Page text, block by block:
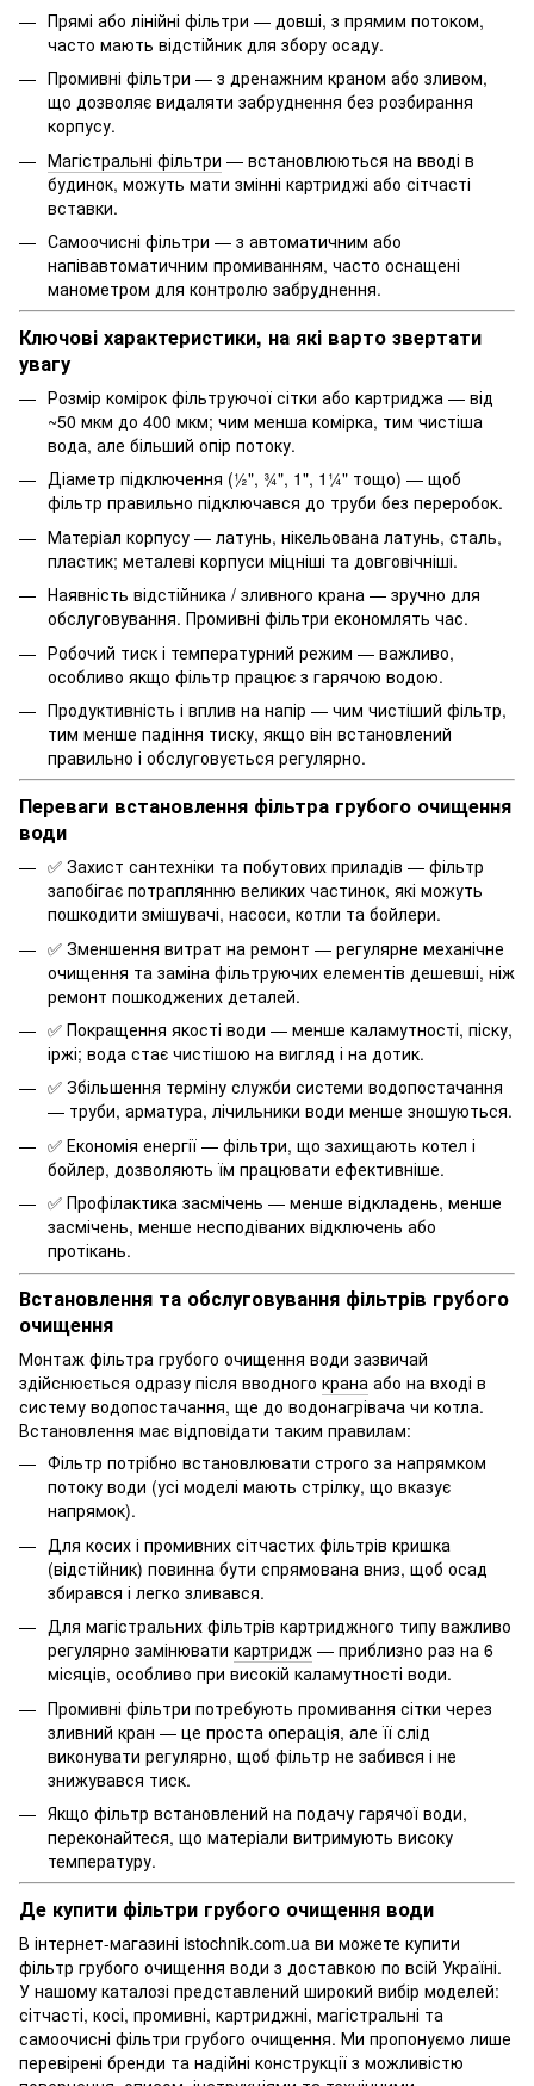
Прямі або лінійні фільтри — довші, з прямим потоком,
часто мають відстійник для збору осаду.
Промивні фільтри — з дренажним краном або зливом,
що дозволяє видаляти забруднення без розбирання
корпусу.
Магістральні фільтри — встановлюються на вводі в
будинок, можуть мати змінні картриджі або сітчасті
вставки.
Самоочисні фільтри — з автоматичним або
напівавтоматичним промиванням, часто оснащені
манометром для контролю забруднення.
Ключові характеристики, на які варто звертати
увагу
Розмір комірок фільтруючої сітки або картриджа — від
~50 мкм до 400 мкм; чим менша комірка, тим чистіша
вода, але більший опір потоку.
Діаметр підключення (½", ¾", 1", 1¼" тощо) — щоб
фільтр правильно підключався до труби без переробок.
Матеріал корпусу — латунь, нікельована латунь, сталь,
пластик; металеві корпуси міцніші та довговічніші.
Наявність відстійника / зливного крана — зручно для
обслуговування. Промивні фільтри економлять час.
Робочий тиск і температурний режим — важливо,
особливо якщо фільтр працює з гарячою водою.
Продуктивність і вплив на напір — чим чистіший фільтр,
тим менше падіння тиску, якщо він встановлений
правильно і обслуговується регулярно.
Переваги встановлення фільтра грубого очищення
води
✅ Захист сантехніки та побутових приладів — фільтр
запобігає потраплянню великих частинок, які можуть
пошкодити змішувачі, насоси, котли та бойлери.
✅ Зменшення витрат на ремонт — регулярне механічне
очищення та заміна фільтруючих елементів дешевші, ніж
ремонт пошкоджених деталей.
✅ Покращення якості води — менше каламутності, піску,
іржі; вода стає чистішою на вигляд і на дотик.
✅ Збільшення терміну служби системи водопостачання
— труби, арматура, лічильники води менше зношуються.
✅ Економія енергії — фільтри, що захищають котел і
бойлер, дозволяють їм працювати ефективніше.
✅ Профілактика засмічень — менше відкладень, менше
засмічень, менше несподіваних відключень або
протікань.
Встановлення та обслуговування фільтрів грубого
очищення
Монтаж фільтра грубого очищення води зазвичай
здійснюється одразу після вводного крана або на вході в
систему водопостачання, ще до водонагрівача чи котла.
Встановлення має відповідати таким правилам:
Фільтр потрібно встановлювати строго за напрямком
потоку води (усі моделі мають стрілку, що вказує
напрямок).
Для косих і промивних сітчастих фільтрів кришка
(відстійник) повинна бути спрямована вниз, щоб осад
збирався і легко зливався.
Для магістральних фільтрів картриджного типу важливо
регулярно замінювати картридж — приблизно раз на 6
місяців, особливо при високій каламутності води.
Промивні фільтри потребують промивання сітки через
зливний кран — це проста операція, але її слід
виконувати регулярно, щоб фільтр не забився і не
знижувався тиск.
Якщо фільтр встановлений на подачу гарячої води,
переконайтеся, що матеріали витримують високу
температуру.
Де купити фільтри грубого очищення води
В інтернет-магазині istochnik.com.ua ви можете купити
фільтр грубого очищення води з доставкою по всій Україні.
У нашому каталозі представлений широкий вибір моделей:
сітчасті, косі, промивні, картриджні, магістральні та
самоочисні фільтри грубого очищення. Ми пропонуємо лише
перевірені бренди та надійні конструкції з можливістю